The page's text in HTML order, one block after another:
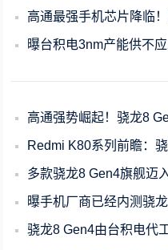
高通最强手机芯片降临！骁
曝台积电3nm产能供不应
高通强势崛起！骁龙8 Gen4前
Redmi K80系列前瞻：骁龙
多款骁龙8 Gen4旗舰迈入
曝手机厂商已经内测骁龙8
骁龙8 Gen4由台积电代工 芯片专家